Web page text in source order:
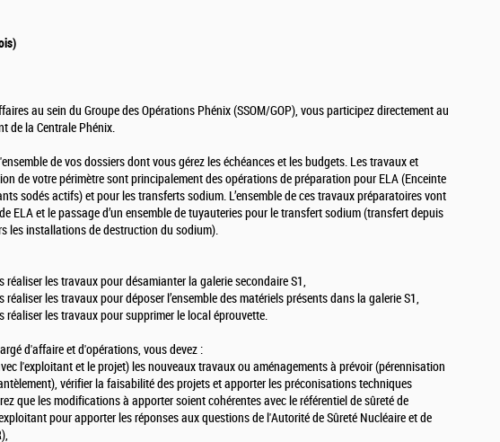
au sein du Groupe des Opérations Phénix (SSOM/GOP), vous participez directement au
de la Centrale Phénix.
de vos dossiers dont vous gérez les échéances et les budgets. Les travaux et
de votre périmètre sont principalement des opérations de préparation pour ELA (Enceinte
sodés actifs) et pour les transferts sodium. L’ensemble de ces travaux préparatoires vont
ELA et le passage d’un ensemble de tuyauteries pour le transfert sodium (transfert depuis
les installations de destruction du sodium).
réaliser les travaux pour désamianter la galerie secondaire S1,
réaliser les travaux pour déposer l’ensemble des matériels présents dans la galerie S1,
réaliser les travaux pour supprimer le local éprouvette.
d'affaire et d'opérations, vous devez :
l'exploitant et le projet) les nouveaux travaux ou aménagements à prévoir (pérennisation
vérifier la faisabilité des projets et apporter les préconisations techniques
que les modifications à apporter soient cohérentes avec le référentiel de sûreté de
pour apporter les réponses aux questions de l'Autorité de Sûreté Nucléaire et de